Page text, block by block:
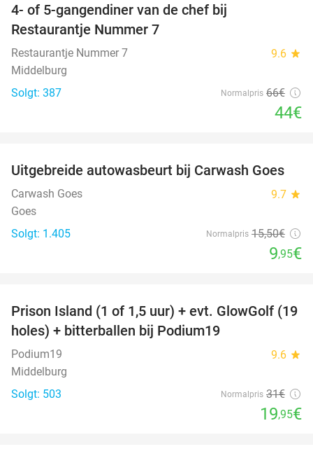
4- of 5-gangendiner van de chef bij
Restaurantje Nummer 7
Restaurantje Nummer 7 9.6 star
Middelburg
Solgt: 387
Normalpris 66€
44€
36%
Uitgebreide autowasbeurt bij Carwash Goes
Carwash Goes 9.7 star
Goes
Solgt: 1.405
Normalpris 15,50€
9,95€
36%
Prison Island (1 of 1,5 uur) + evt. GlowGolf (19
holes) + bitterballen bij Podium19
Podium19 9.6 star
Middelburg
Solgt: 503
Normalpris 31€
19,95€